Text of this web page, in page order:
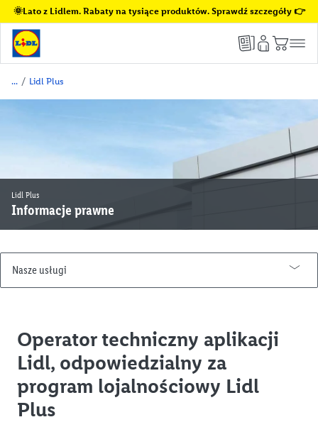
🌞Lato z Lidlem. Rabaty na tysiące produktów. Sprawdź szczegóły 👉
/ Lidl Plus
Lidl Plus
Informacje prawne
Nasze usługi
Lidl Plus dla całej Rodziny
Lidl Pay
Benefit Plus
Operator techniczny aplikacji
Lidl, odpowiedzialny za
program lojalnościowy Lidl
Plus